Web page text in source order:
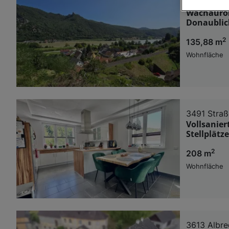
135,88 m2
Wohnfläche
3491
208 m2
Wohnfläche
3613
Wir und
auf